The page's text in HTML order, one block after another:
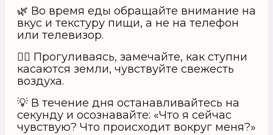
🌿 Во время еды обращайте внимание на
вкус и текстуру пищи, а не на телефон
или телевизор.
🚶‍♀️ Прогуливаясь, замечайте, как ступни
касаются земли, чувствуйте свежесть
воздуха.
💡 В течение дня останавливайтесь на
секунду и осознавайте: «Что я сейчас
чувствую? Что происходит вокруг меня?»